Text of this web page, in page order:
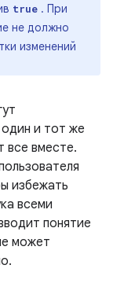
true . При
не должно
изменений
и тот же
все вместе.
избежать
всеми
понятие
может